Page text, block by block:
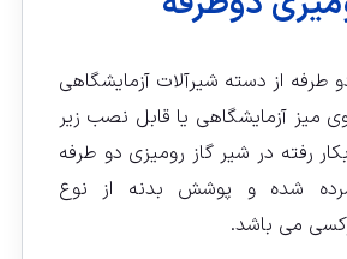
طرفه از دسته شیرآلات آزمایشگاهی
میز آزمایشگاهی یا قابل نصب زیر
رفته در شیر گاز رومیزی دو طرفه
شده و پوشش بدنه از نوع
می باشد.